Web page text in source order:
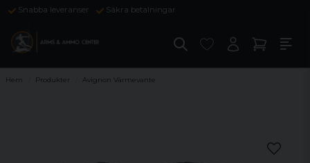
Snabba leveranser Säkra betalningar
Hem Produkter Avignon Värmevante